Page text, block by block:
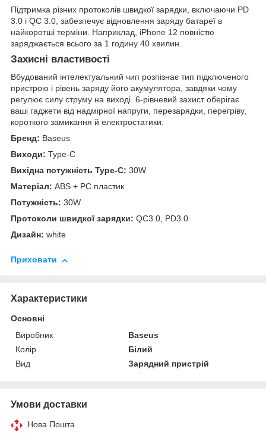
Підтримка різних протоколів швидкої зарядки, включаючи PD
3.0 і QC 3.0, забезпечує відновлення заряду батареї в
найкоротші терміни. Наприклад, iPhone 12 повністю
заряджається всього за 1 годину 40 хвилин.
Захисні властивості
Вбудований інтелектуальний чип розпізнає тип підключеного
пристрою і рівень заряду його акумулятора, завдяки чому
регулює силу струму на виході. 6-рівневий захист оберігає
ваші гаджети від надмірної напруги, перезарядки, перегріву,
короткого замикання й електростатики.
Бренд: Baseus
Виходи: Type-C
Вихідна потужність Type-C: 30W
Матеріал: ABS + PC пластик
Потужність: 30W
Протоколи швидкої зарядки: QC3.0, PD3.0
Дизайн: white
Приховати
Характеристики
Основні
Виробник
Baseus
Колір
Білий
Вид
Зарядний пристрій
Умови доставки
Нова Пошта